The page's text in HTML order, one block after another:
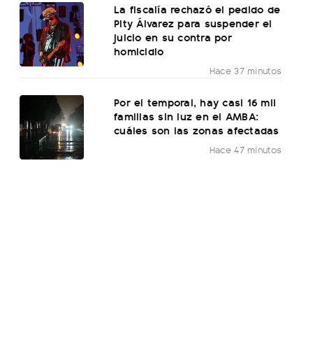
La fiscalía rechazó el pedido de
Pity Álvarez para suspender el
juicio en su contra por
homicidio
Hace 37 minutos
Por el temporal, hay casi 16 mil
familias sin luz en el AMBA:
cuáles son las zonas afectadas
Hace 47 minutos